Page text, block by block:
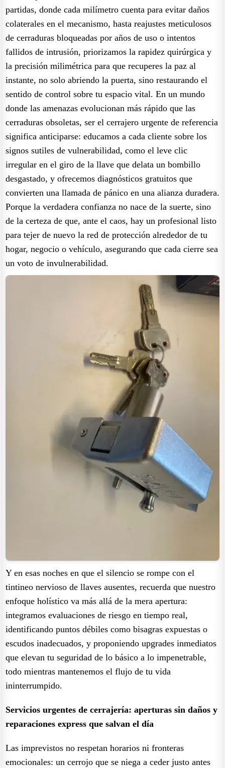
partidas, donde cada milímetro cuenta para evitar daños
colaterales en el mecanismo, hasta reajustes meticulosos
de cerraduras bloqueadas por años de uso o intentos
fallidos de intrusión, priorizamos la rapidez quirúrgica y
la precisión milimétrica para que recuperes la paz al
instante, no solo abriendo la puerta, sino restaurando el
sentido de control sobre tu espacio vital. En un mundo
donde las amenazas evolucionan más rápido que las
cerraduras obsoletas, ser el cerrajero urgente de referencia
significa anticiparse: educamos a cada cliente sobre los
signos sutiles de vulnerabilidad, como el leve clic
irregular en el giro de la llave que delata un bombillo
desgastado, y ofrecemos diagnósticos gratuitos que
convierten una llamada de pánico en una alianza duradera.
Porque la verdadera confianza no nace de la suerte, sino
de la certeza de que, ante el caos, hay un profesional listo
para tejer de nuevo la red de protección alrededor de tu
hogar, negocio o vehículo, asegurando que cada cierre sea
un voto de invulnerabilidad.
Y en esas noches en que el silencio se rompe con el
tintineo nervioso de llaves ausentes, recuerda que nuestro
enfoque holístico va más allá de la mera apertura:
integramos evaluaciones de riesgo en tiempo real,
identificando puntos débiles como bisagras expuestas o
escudos inadecuados, y proponiendo upgrades inmediatos
que elevan tu seguridad de lo básico a lo impenetrable,
todo mientras mantenemos el flujo de tu vida
ininterrumpido.
Servicios urgentes de cerrajería: aperturas sin daños y
reparaciones express que salvan el día
Las imprevistos no respetan horarios ni fronteras
emocionales: un cerrojo que se niega a ceder justo antes